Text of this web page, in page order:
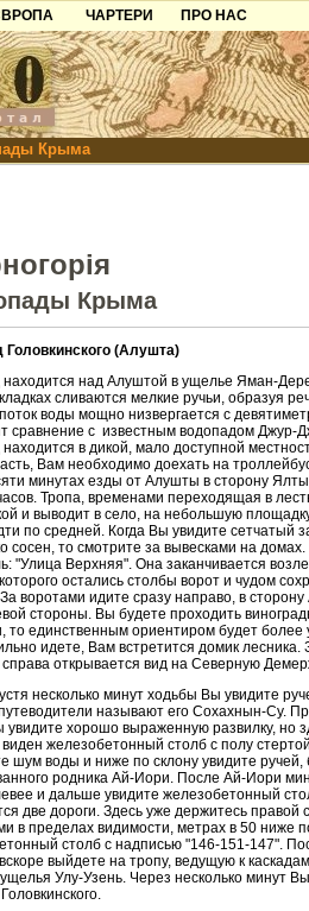
ЧАРТЕРИ
ПРО НАС
Контакти
Партнерам
Додати готель
Крыма
Крыма
Головкинского (Алушта)
находится над Алуштой в ущелье Яман-
сливаются мелкие ручьи, образуя
воды мощно низвергается с
сравнение с известным водопадом Джур-
в дикой, мало доступной
Вам необходимо доехать на
минутах езды от Алушты в сторону
Тропа, временами переходящая в
и выводит в село, на небольшую
по средней. Когда Вы увидите сетчатый
сосен, то смотрите за вывесками на
"Улица Верхняя". Она заканчивается
остались столбы ворот и чудом
За воротами идите сразу направо, в
стороны. Вы будете проходить
то единственным ориентиром будет более
идете, Вам встретится домик лесника.
справа открывается вид на Северную
несколько минут ходьбы Вы увидите
называют его Сохахнын-Су.
увидите хорошо выраженную развилку, но
виден железобетонный столб с полу
шум воды и ниже по склону увидите
родника Ай-Иори. После Ай-Иори
и дальше увидите железобетонный
две дороги. Здесь уже держитесь правой
в пределах видимости, метрах в 50 ниже
столб с надписью "146-151-147".
выйдете на тропу, ведущую к
Улу-Узень. Через несколько минут